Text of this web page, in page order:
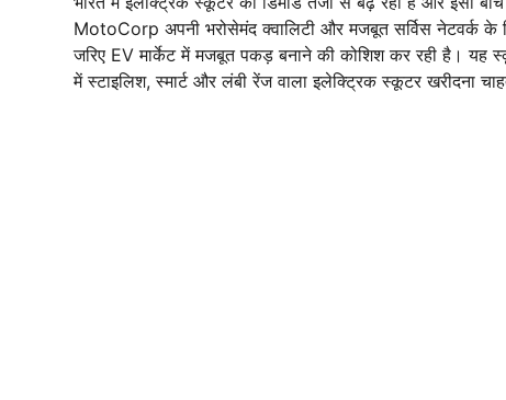
MotoCorp अपनी भरोसेमंद क्वालिटी और मजबूत सर्विस नेटवर्क
जरिए EV मार्केट में मजबूत पकड़ बनाने की कोशिश कर रही है। यह
में स्टाइलिश, स्मार्ट और लंबी रेंज वाला इलेक्ट्रिक स्कूटर खरीदना